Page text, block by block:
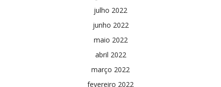
julho 2022
junho 2022
maio 2022
abril 2022
março 2022
fevereiro 2022